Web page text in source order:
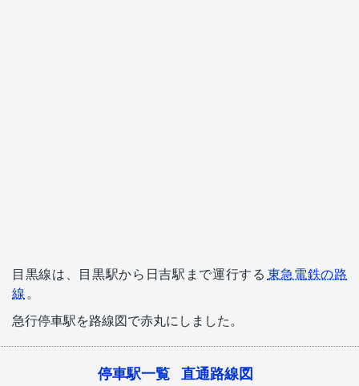
目黒線は、目黒駅から日吉駅まで運行する 東急電鉄の路
線 。
急行停車駅を路線図で赤丸にしました。
停車駅一覧 直通路線図